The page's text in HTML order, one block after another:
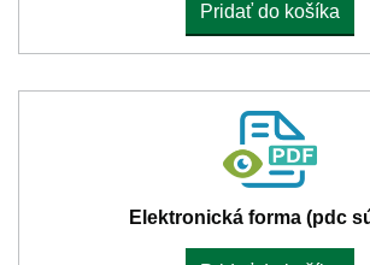
Pridať do košíka
Elektronická forma (pdc